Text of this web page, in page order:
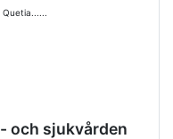
och sjukvården